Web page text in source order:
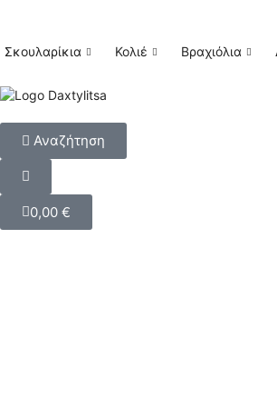
Σκουλαρίκια Κολιέ Βραχιόλια
Αναζήτηση
0,00 €